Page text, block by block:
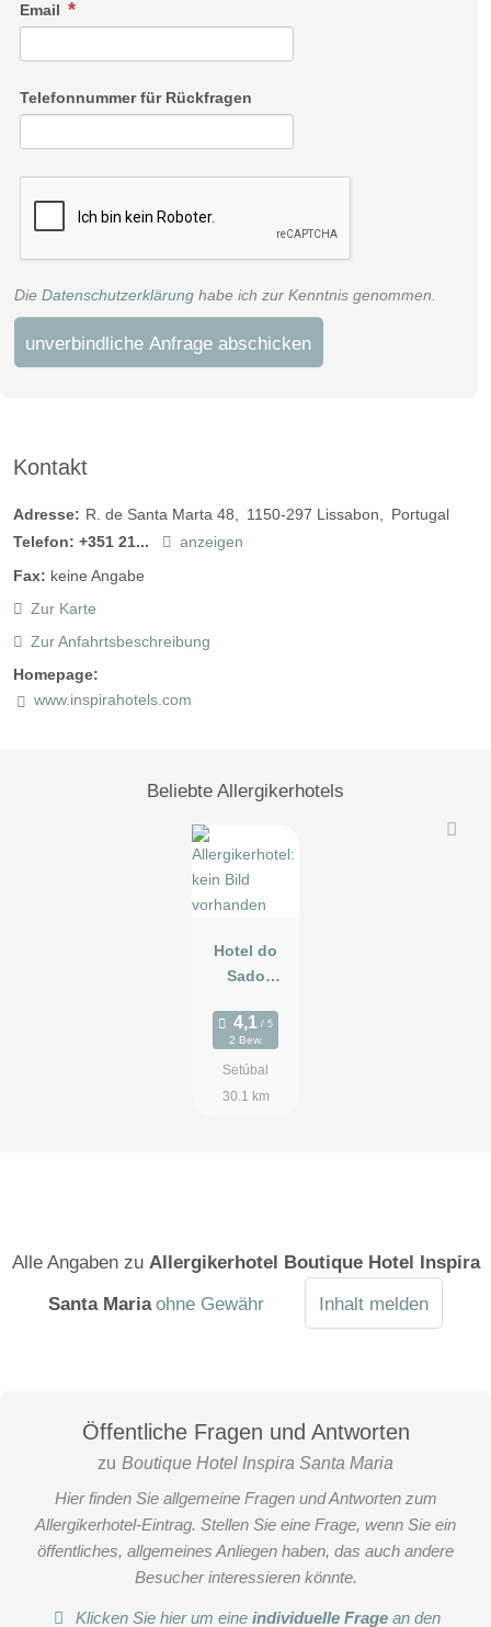
Email
Telefonnummer für Rückfragen
Die Datenschutzerklärung habe ich zur Kenntnis genommen.
unverbindliche Anfrage abschicken
Kontakt
Adresse: R. de Santa Marta 48 1150-297 Lissabon
Portugal
Telefon: +351 21...
anzeigen
Fax: keine Angabe
Zur Karte
Zur Anfahrtsbeschreibung
Homepage:
www.inspirahotels.com
Beliebte Allergikerhotels
Hotel do
Sado
Nature
2 Bew.
Setúbal
30.1 km
Alle Angaben zu Allergikerhotel Boutique Hotel Inspira
Santa Maria ohne Gewähr Inhalt melden
Öffentliche Fragen und Antworten
zu Boutique Hotel Inspira Santa Maria
Hier finden Sie allgemeine Fragen und Antworten zum
Allergikerhotel-Eintrag. Stellen Sie eine Frage, wenn Sie ein
öffentliches, allgemeines Anliegen haben, das auch andere
Besucher interessieren könnte.
Klicken Sie hier um eineindividuelle Frage an den